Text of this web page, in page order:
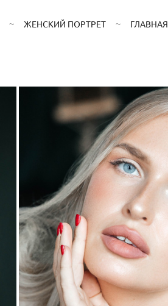
ЖЕНСКИЙ ПОРТРЕТ ГЛАВНАЯ